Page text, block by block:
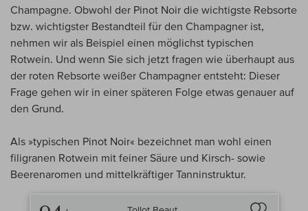
Champagne. Obwohl der Pinot Noir die wichtigste Rebsorte
bzw. wichtigster Bestandteil für den Champagner ist,
nehmen wir als Beispiel einen möglichst typischen
Rotwein. Und wenn Sie sich jetzt fragen wie überhaupt aus
der roten Rebsorte weißer Champagner entsteht: Dieser
Frage gehen wir in einer späteren Folge etwas genauer auf
den Grund.
Als »typischen Pinot Noir« bezeichnet man wohl einen
filigranen Rotwein mit feiner Säure und Kirsch- sowie
Beerenaromen und mittelkräftiger Tanninstruktur.